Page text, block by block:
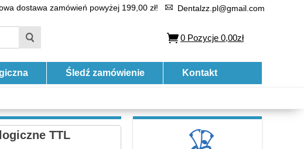
dostawa zamówień powyżej 199,00 zł! Dentalzz.pl@gmail.com
0 Pozycje 0,00zł
Śledź zamówienie Kontakt
TTL